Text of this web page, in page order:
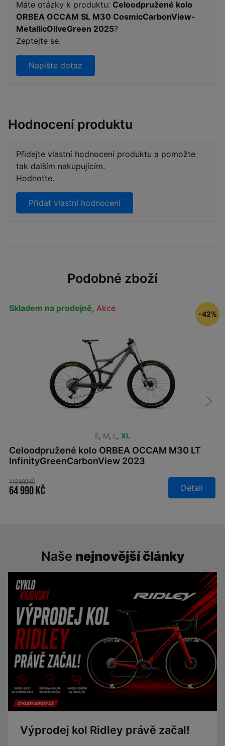
Máte otázky k produktu: Celoodpružené kolo
ORBEA OCCAM SL M30 CosmicCarbonView-
MetallicOliveGreen 2025?
Zeptejte se.
Napište dotaz
Hodnocení produktu
Přidejte vlastní hodnocení produktu a pomožte
tak dalším nakupujícím.
Hodnoťte.
Přidat vlastní hodnocení
Podobné zboží
Skladem na prodejně, Akce
S, M, L , XL
Celoodpružené kolo ORBEA OCCAM M30 LT
InfinityGreenCarbonView 2023
-42%
112 690 Kč
64 990 Kč Detail
Naše nejnovější články
Výprodej kol Ridley právě začal!